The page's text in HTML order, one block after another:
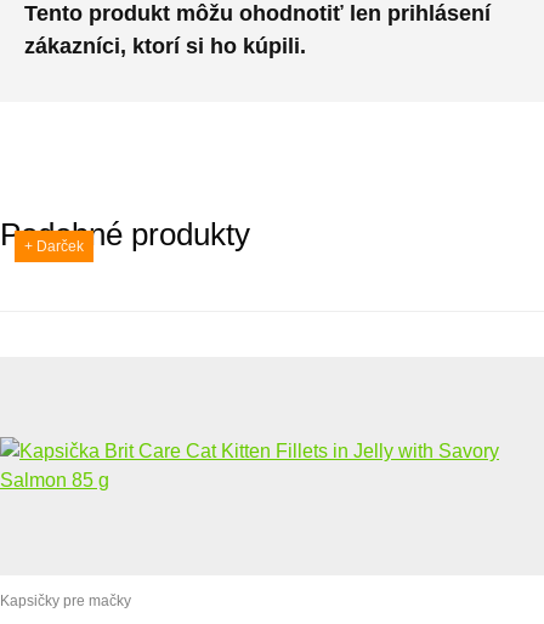
Tento produkt môžu ohodnotiť len prihlásení
zákazníci, ktorí si ho kúpili.
Podobné produkty
+ Darček
Kapsičky pre mačky
+ Darček
+ Darček
+ Darček